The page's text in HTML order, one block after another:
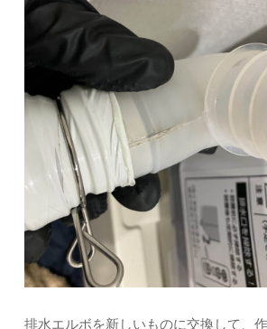
排水エルボを新しいものに交換して、